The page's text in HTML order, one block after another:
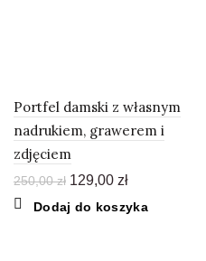
Portfel damski z własnym
nadrukiem, grawerem i
zdjęciem
250,00zł Pierwotna
wynosiła:
129,00 złAktualna
wynosi:
Dodaj do koszyka